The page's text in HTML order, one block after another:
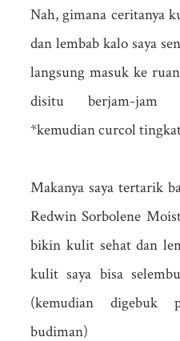
Nah, gimana ceritanya
dan lembab kalo saya
langsung masuk ke
disitu berjam-jam
*kemudian curcol
Makanya saya tertarik
Redwin Sorbolene
bikin kulit sehat dan
kulit saya bisa
(kemudian digebuk
budiman)